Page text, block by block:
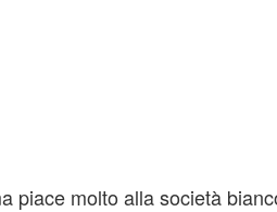
piace molto alla società